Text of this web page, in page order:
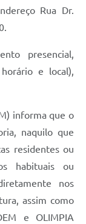
Rua Dr.
presencial,
e local),
informa que o
naquilo que
residentes ou
habituais ou
nos
assim como
e OLIMPIA